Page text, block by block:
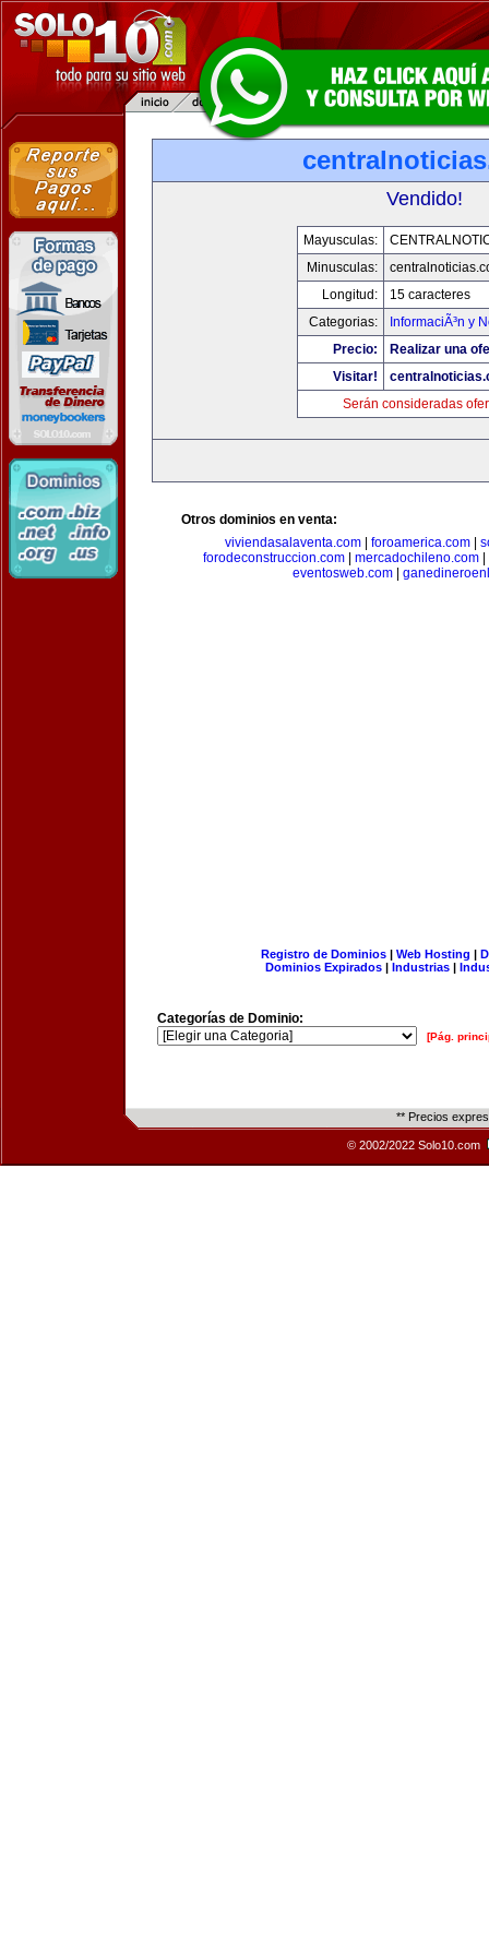
Vendido!
Mayusculas:
Minusculas:
Longitud:
15 caracteres
Categorias:
InformaciÃ³n y
Precio:
Realizar una
Visitar!
Serán consideradas
Otros dominios en venta:
viviendasalaventa.com| foroamerica.com|
forodeconstruccion.com
mercadochileno.com
eventosweb.com|
Registro de Dominios| Web Hosting |
Dominios Expirados | Industrias |
Categorías de Dominio:
[Pág.
** Precios
© 2002/2022 Solo10.com